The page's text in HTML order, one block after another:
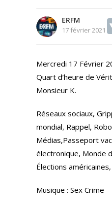
ERFM
17 février 2021
Mercredi 17 Février
Quart d’heure de
Monsieur K.
Réseaux sociaux,
mondial, Rappel,
Médias,Passeport
électronique, Monde
Élections américaines,
Musique : Sex Crime